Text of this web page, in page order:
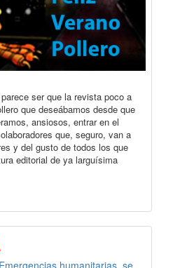
ser que la revista poco a
que deseábamos desde que
ansiosos, entrar en el
que, seguro, van a
y del gusto de todos los que
editorial de ya larguísima